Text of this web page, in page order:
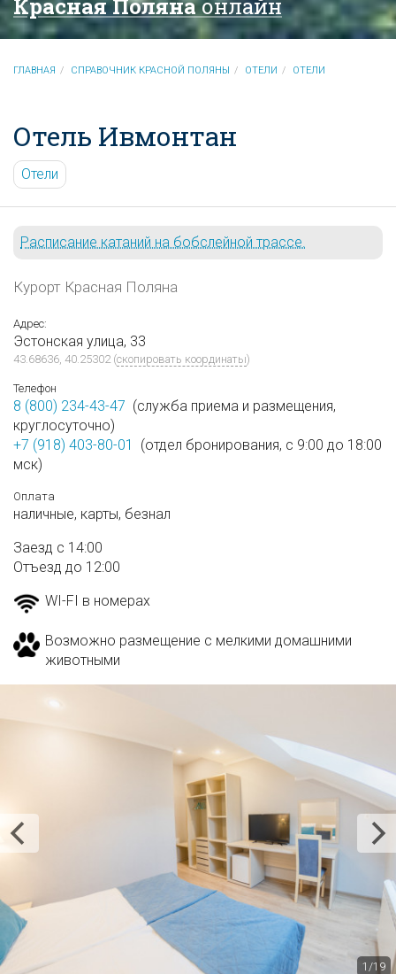
Красная Полянаонлайн
ГЛАВНАЯ СПРАВОЧНИК КРАСНОЙ ПОЛЯНЫ ОТЕЛИ ОТЕЛИ
Отель Ивмонтан
Отели
Расписание катаний на бобслейной трассе.
Курорт Красная Поляна
Адрес:
Эстонская улица, 33
43.68636, 40.25302 (скопировать координаты)
Телефон
8 (800) 234-43-47 (служба приема и размещения,
круглосуточно)
+7 (918) 403-80-01
(отдел бронирования, с 9:00 до 18:00
мск)
Оплата
наличные, карты, безнал
Заезд с 14:00
Отъезд до 12:00
WI-FI в номерах
Возможно размещение с мелкими домашними
животными
1/19